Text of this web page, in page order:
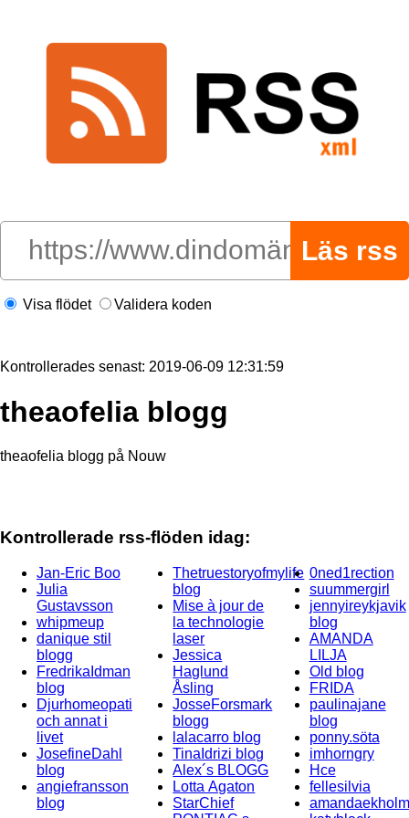
Visa flödet Validera koden
Kontrollerades senast: 2019-06-09 12:31:59
theaofelia blogg
theaofelia blogg på Nouw
Kontrollerade rss-flöden idag:
Jan-Eric Boo
Julia
Gustavsson
whipmeup
danique stil
blogg
FredrikaIdman
blog
Djurhomeopati
och annat i
livet
JosefineDahl
blog
angiefransson
blog
Thetruestoryofmylife
blog
Mise à jour de
la technologie
laser
Jessica
Haglund
Åsling
JosseForsmark
blogg
lalacarro blog
TinaIdrizi blog
Alex´s BLOGG
Lotta Agaton
StarChief
0ned1rection
suummergirl
jennyireykjavik
blog
AMANDA
LILJA
Old blog
FRIDA
paulinajane
blog
ponny.söta
imhorngry
Hce
fellesilvia